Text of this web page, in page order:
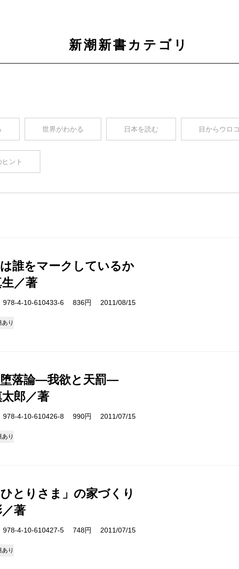
新潮新書カテゴリ
世界がわかる 日本を読む 目からウロコ
ント
誰をマークしているか
／著
4-10-610433-6 836円 2011/08/15
り
落論―我欲と天罰―
郎／著
4-10-610426-8 990円 2011/07/15
り
ひとりさま」の家づくり
著
4-10-610427-5 748円 2011/07/15
り